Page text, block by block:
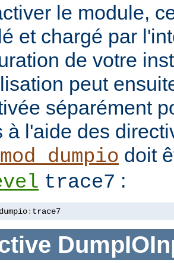
le module,
et chargé par
de votre
peut
séparément
à l'aide des
mod_dumpio doit
trace7 :
: trace7